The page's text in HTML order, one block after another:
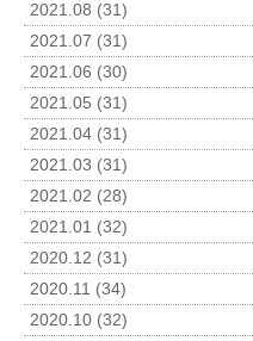
2021.08 (31)
2021.07 (31)
2021.06 (30)
2021.05 (31)
2021.04 (31)
2021.03 (31)
2021.02 (28)
2021.01 (32)
2020.12 (31)
2020.11 (34)
2020.10 (32)